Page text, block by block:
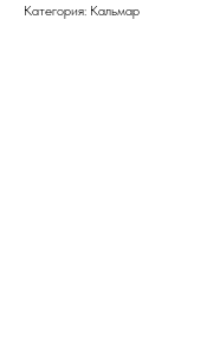
Категория: Кальмар